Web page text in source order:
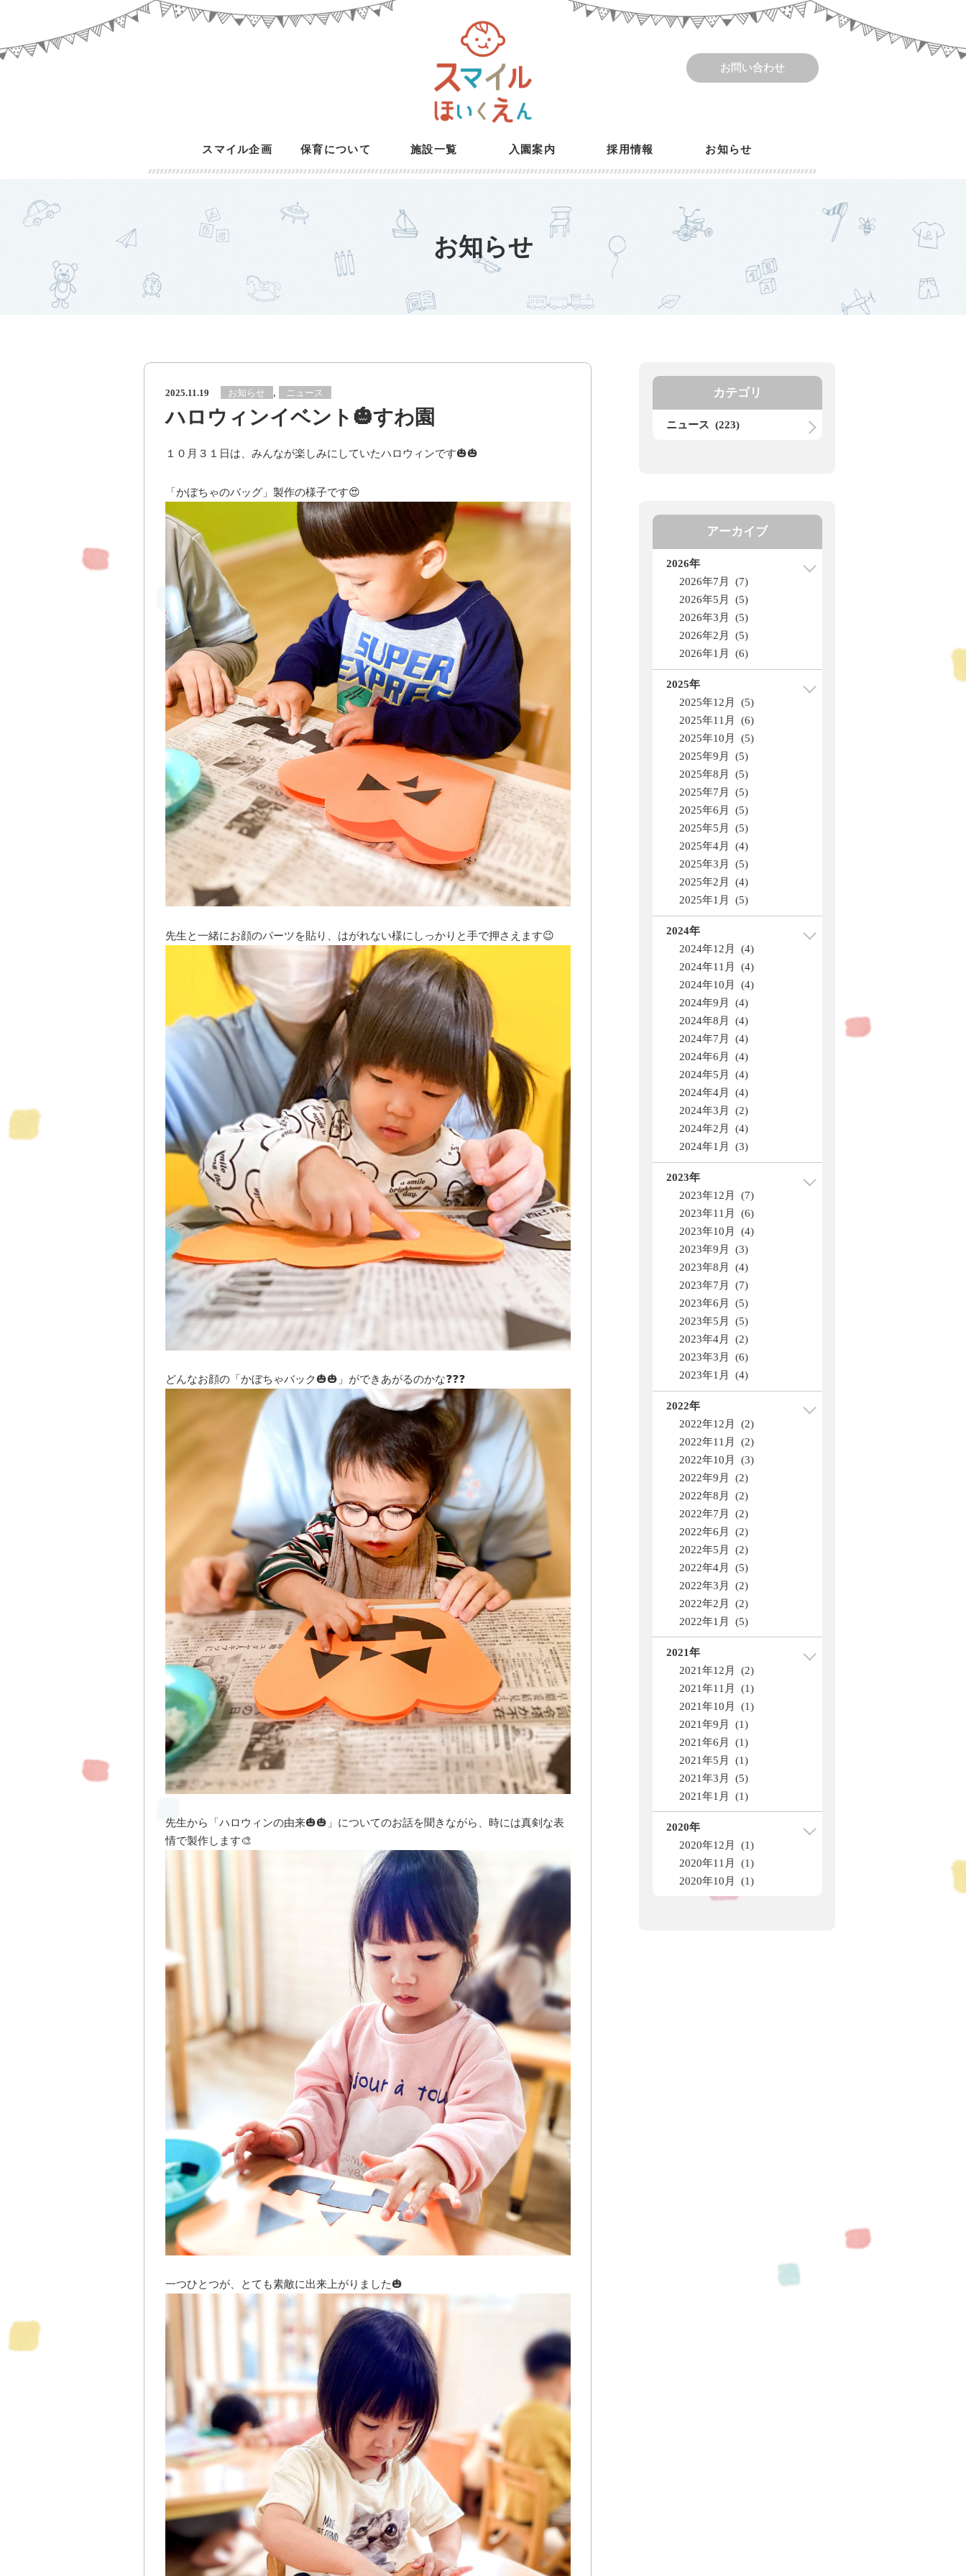
お問い合わせ
スマイル企画 保育について 施設一覧 入園案内 採用情報 お知らせ
お知らせ
2025.11.19 お知らせ , ニュース
ハロウィンイベント🎃すわ園
１０月３１日は、みんなが楽しみにしていたハロウィンです🎃🎃
「かぼちゃのバッグ」製作の様子です😍
先生と一緒にお顔のパーツを貼り、はがれない様にしっかりと手で押さえます😉
どんなお顔の「かぼちゃバック🎃🎃」ができあがるのかな❓❓❓
先生から「ハロウィンの由来🎃🎃」についてのお話を聞きながら、時には真剣な表
情で製作します🎨
一つひとつが、とても素敵に出来上がりました🎃
カテゴリ
ニュース (223)
アーカイブ
2026年
2026年7月 (7)
2026年5月 (5)
2026年3月 (5)
2026年2月 (5)
2026年1月 (6)
2025年
2025年12月 (5)
2025年11月 (6)
2025年10月 (5)
2025年9月 (5)
2025年8月 (5)
2025年7月 (5)
2025年6月 (5)
2025年5月 (5)
2025年4月 (4)
2025年3月 (5)
2025年2月 (4)
2025年1月 (5)
2024年
2024年12月 (4)
2024年11月 (4)
2024年10月 (4)
2024年9月 (4)
2024年8月 (4)
2024年7月 (4)
2024年6月 (4)
2024年5月 (4)
2024年4月 (4)
2024年3月 (2)
2024年2月 (4)
2024年1月 (3)
2023年
2023年12月 (7)
2023年11月 (6)
2023年10月 (4)
2023年9月 (3)
2023年8月 (4)
2023年7月 (7)
2023年6月 (5)
2023年5月 (5)
2023年4月 (2)
2023年3月 (6)
2023年1月 (4)
2022年
2022年12月 (2)
2022年11月 (2)
2022年10月 (3)
2022年9月 (2)
2022年8月 (2)
2022年7月 (2)
2022年6月 (2)
2022年5月 (2)
2022年4月 (5)
2022年3月 (2)
2022年2月 (2)
2022年1月 (5)
2021年
2021年12月 (2)
2021年11月 (1)
2021年10月 (1)
2021年9月 (1)
2021年6月 (1)
2021年5月 (1)
2021年3月 (5)
2021年1月 (1)
2020年
2020年12月 (1)
2020年11月 (1)
2020年10月 (1)